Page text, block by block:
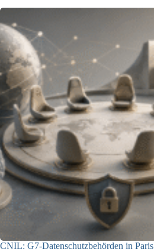
CNIL: G7-Datenschutzbehörden in Paris